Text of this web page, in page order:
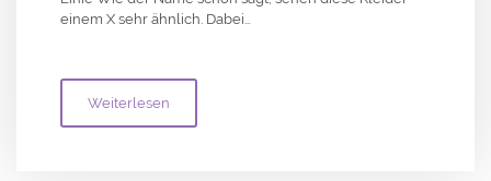
einem X sehr ähnlich. Dabei…
Weiterlesen